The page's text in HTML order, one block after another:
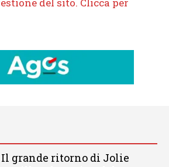
Il grande ritorno di Jolie